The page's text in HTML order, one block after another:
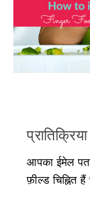
आपका ईमेल पता
फ़ील्ड चिह्नित हैं